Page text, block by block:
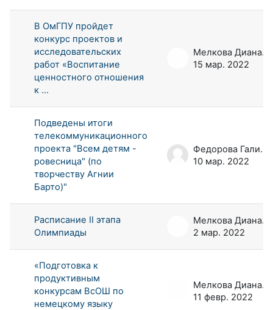
В ОмГПУ пройдет
конкурс проектов и
исследовательских
работ «Воспитание
ценностного отношения
к ...
Мелкова Диана Андреевна
15 мар. 2022
Подведены итоги
телекоммуникационного
проекта "Всем детям -
ровесница" (по
творчеству Агнии
Барто)"
Федорова Галина Аркадьевна
10 мар. 2022
Расписание II этапа
Олимпиады
Мелкова Диана Андреевна
2 мар. 2022
«Подготовка к
продуктивным
конкурсам ВсОШ по
немецкому языку
Мелкова Диана Андреевна
11 февр. 2022